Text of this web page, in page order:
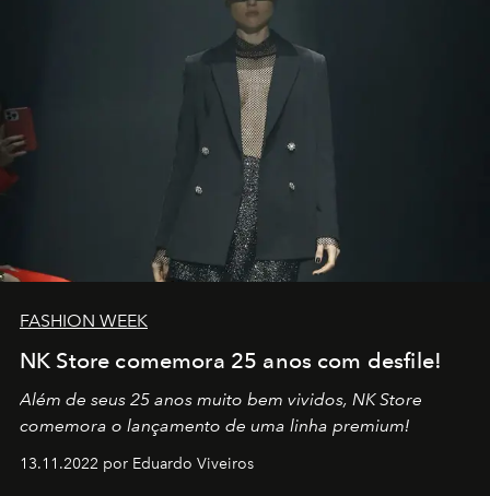
FASHION WEEK
NK Store comemora 25 anos com desfile!
Além de seus 25 anos muito bem vividos, NK Store
comemora o lançamento de uma linha premium!
13.11.2022 por Eduardo Viveiros